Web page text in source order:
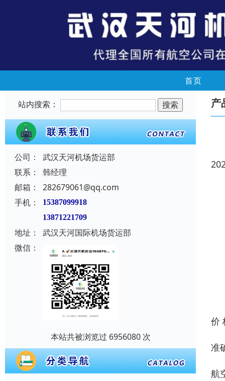
首页
站内搜索：
公司：
武汉天河机场货运部
联系：
韩经理
邮箱：
282679061@qq.com
手机：
15387099918
13871221709
地址：
武汉天河国际机场货运部
微信：
本站共被浏览过 6956080 次
产
价
准
航